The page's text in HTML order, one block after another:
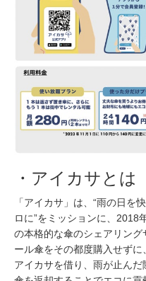
・アイカサとは
「アイカサ」は、“雨の日を
ロに”をミッションに、2018
の本格的な傘のシェアリン
ール傘をその都度購入せず
アイカサを借り、雨が止ん